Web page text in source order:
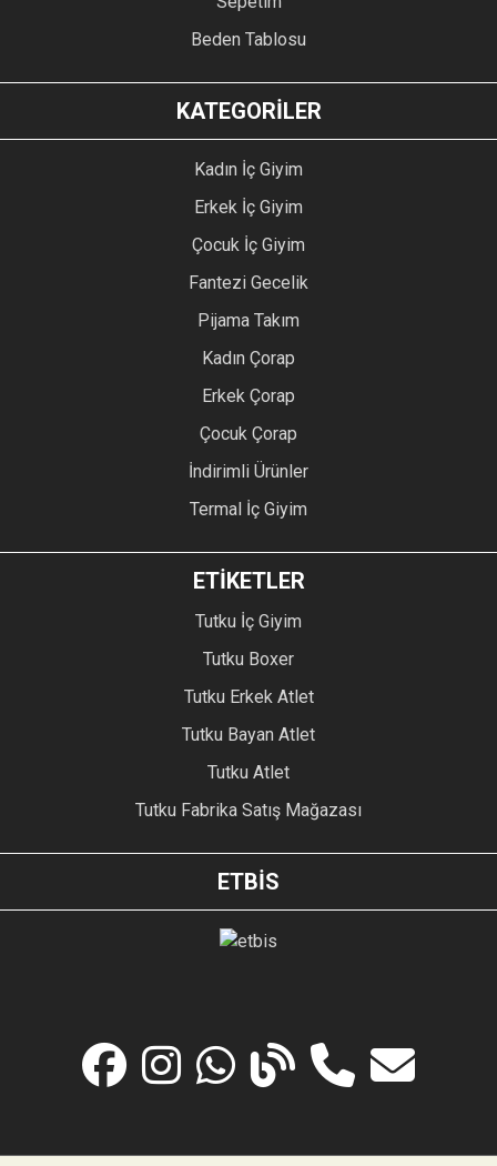
Beden Tablosu
KATEGORİLER
Kadın İç Giyim
Erkek İç Giyim
Çocuk İç Giyim
Fantezi Gecelik
Pijama Takım
Kadın Çorap
Erkek Çorap
Çocuk Çorap
İndirimli Ürünler
Termal İç Giyim
ETİKETLER
Tutku İç Giyim
Tutku Boxer
Tutku Erkek Atlet
Tutku Bayan Atlet
Tutku Atlet
Tutku Fabrika Satış Mağazası
ETBİS